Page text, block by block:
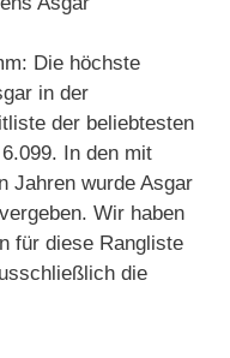
Die höchste
in der
der beliebtesten
In den mit
Jahren wurde Asgar
Wir haben
für diese Rangliste
die